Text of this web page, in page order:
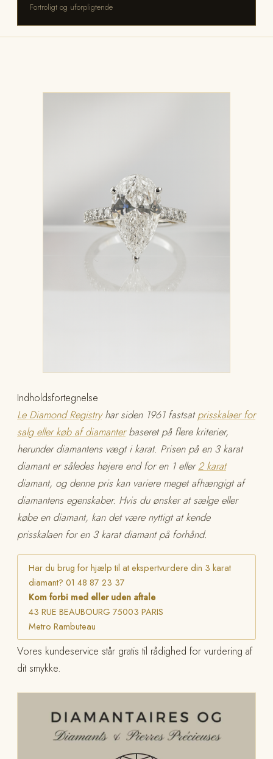
Fortroligt og uforpligtende
Indholdsfortegnelse
Le Diamond Registryhar siden 1961 fastsatprisskalaer for
salg eller køb af diamanterbaseret på flere kriterier,
herunder diamantens vægt i karat. Prisen på en 3 karat
diamant er således højere end for en 1 eller2 karat
diamant, og denne pris kan variere meget afhængigt af
diamantens egenskaber. Hvis du ønsker at sælge eller
købe en diamant, kan det være nyttigt at kende
prisskalaen for en 3 karat diamant på forhånd.
Har du brug for hjælp til at ekspertvurdere din 3 karat
diamant? 01 48 87 23 37
Kom forbi med eller uden aftale
43 RUE BEAUBOURG 75003 PARIS
Metro Rambuteau
Vores kundeservice står gratis til rådighed for vurdering af
dit smykke.